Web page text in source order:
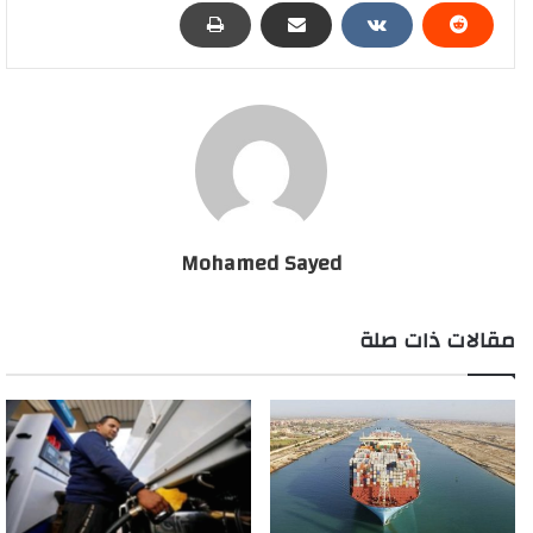
4 – سيتم فتح باب سداد مقدمات جدية الحجز المطلوبة للمشروعات
الثلاثة، وإتاحة الإطلاع على كراسة الشروط المُرفقة بالموقع الإلكتروني
حجز الوحدة السكنية لمدة شهر بداية من يوم الأحد الموافق
٥_سيتم التقديم من خلال البوابة الإلكترونية للصندوق
cservices.shmff.gov.eg، وذلك وفقاً للخطوات التالية: الدخول على
بإنشاء حساب خاص به بالضغط على تسجيل من أعلى الصفحة
6 – يقوم بملء استمارة التسجيل ببياناته الأساسية وبعد إنشاء الحساب
ستصل رسالة نصية (SMS) لمقدم الطلب على رقم التليفون المحمول
الذي قام بتسجيله على الموقع (يجب التأكد من صحة رقم الهاتف
المُسجل بالموقع الإلكترونى نظراً لورود عدد من المُراسلات عليه خلال
مراحل العمل المُختلفة على الطلب)، حيث تتضمن الرسالة رقماً كودياً
يقوم مقدم الطلب بإدخاله على الموقع لإتمام عملية التسجيل، ويقوم
Mohamed Sayed
مقالات ذات صلة